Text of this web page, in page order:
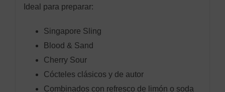
Ideal para preparar:
Singapore Sling
Blood & Sand
Cherry Sour
Cócteles clásicos y de autor
Combinados con refresco de limón o soda